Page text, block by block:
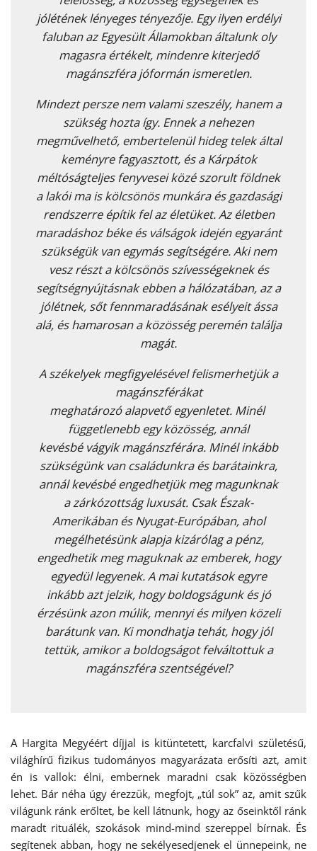
jólétének lényeges tényezője. Egy ilyen erdélyi
faluban az Egyesült Államokban általunk oly
magasra értékelt, mindenre kiterjedő
magánszféra jóformán ismeretlen.
Mindezt persze nem valami szeszély, hanem a
szükség hozta így. Ennek a nehezen
megművelhető, embertelenül hideg telek által
keményre fagyasztott, és a Kárpátok
méltóságteljes fenyvesei közé szorult földnek
a lakói ma is kölcsönös munkára és gazdasági
rendszerre építik fel az életüket. Az életben
maradáshoz béke és válságok idején egyaránt
szükségük van egymás segítségére. Aki nem
vesz részt a kölcsönös szívességeknek és
segítségnyújtásnak ebben a hálózatában, az a
jólétnek, sőt fennmaradásának esélyeit ássa
alá, és hamarosan a közösség peremén találja
magát.
A székelyek megfigyelésével felismerhetjük a
magánszférákat
meghatározó alapvető egyenletet. Minél
függetlenebb egy közösség, annál
kevésbé vágyik magánszférára. Minél inkább
szükségünk van családunkra és barátainkra,
annál kevésbé engedhetjük meg magunknak
a zárkózottság luxusát. Csak Észak-
Amerikában és Nyugat-Európában, ahol
megélhetésünk alapja kizárólag a pénz,
engedhetik meg maguknak az emberek, hogy
egyedül legyenek. A mai kutatások egyre
inkább azt jelzik, hogy boldogságunk és jó
érzésünk azon múlik, mennyi és milyen közeli
barátunk van. Ki mondhatja tehát, hogy jól
tettük, amikor a boldogságot felváltottuk a
magánszféra szentségével?
A Hargita Megyéért díjjal is kitüntetett, karcfalvi születésű,
világhírű fizikus tudományos magyarázata erősíti azt, amit
én is vallok: élni, embernek maradni csak közösségben
lehet. Bár néha úgy érezzük, megfojt, „túl sok” az, amit szűk
világunk ránk erőltet, be kell látnunk, hogy az őseinktől ránk
maradt rituálék, szokások mind-mind szereppel bírnak. És
segítenek abban, hogy ne sekélyesedjenek el ünnepeink, ne